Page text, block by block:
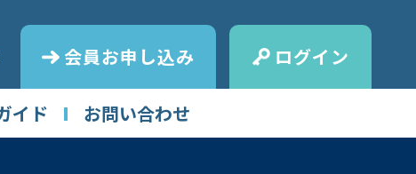
会員お申し込み ログイン
イド お問い合わせ